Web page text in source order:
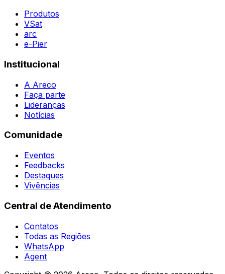
Agent
Produtos
VSat
arc
e-Pier
Institucional
A Areco
Faça parte
Lideranças
Notícias
Comunidade
Eventos
Feedbacks
Destaques
Vivências
Central de Atendimento
Contatos
Todas as Regiões
WhatsApp
Agent